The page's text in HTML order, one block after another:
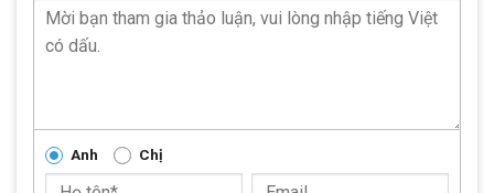
Anh Chị